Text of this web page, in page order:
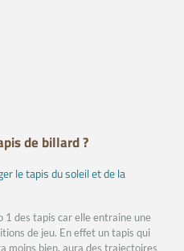
de billard ?
le tapis du soleil et de la
1 des tapis car elle entraine une
de jeu. En effet un tapis qui
moins bien, aura des trajectoires